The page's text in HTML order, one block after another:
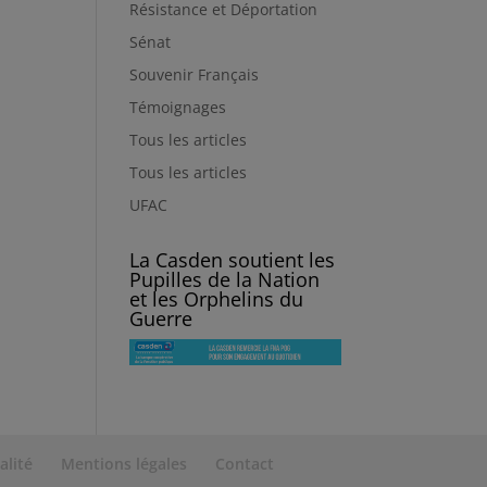
Résistance et Déportation
Sénat
Souvenir Français
Témoignages
Tous les articles
Tous les articles
UFAC
La Casden soutient les
Pupilles de la Nation
et les Orphelins du
Guerre
Mentions légales Contact